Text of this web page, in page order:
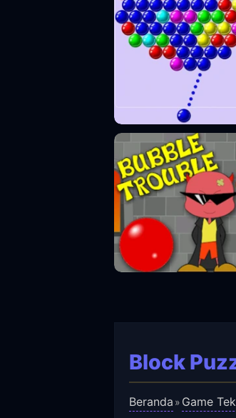
Block
Beranda » Game